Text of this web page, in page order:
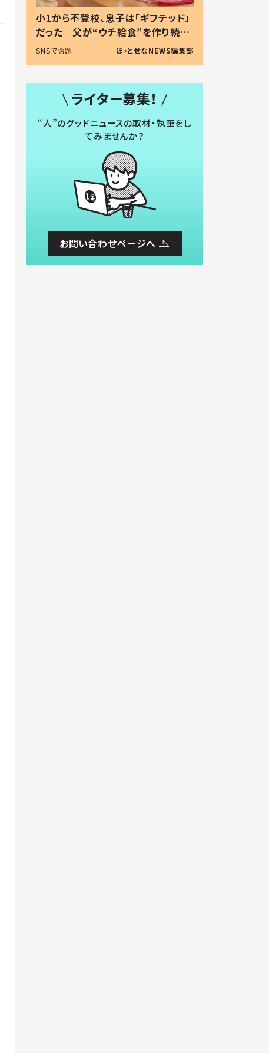
小1から不登校、息子は「ギフテッド」
だった 父が“ウチ給食”を作り続け
る理由とは #令和の親 #令和の子
SNSで話題 ほ・とせなNEWS編集部
ライター募集！
“人”のグッドニュースの取材・執筆をし
てみませんか？
お問い合わせページへ